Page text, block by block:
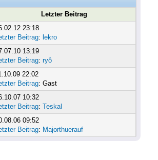
Letzter Beitrag
23:18
Beitrag: lekro
13:19
Beitrag: ryô
22:02
Beitrag: Gast
10:32
Beitrag: Teskal
09:52
Beitrag: Majorthuerauf